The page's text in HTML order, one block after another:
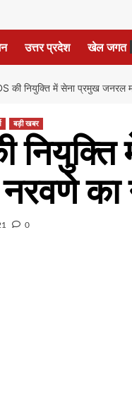
उत्तर प्रदेश खेल जगत
की नियुक्ति में सेना प्रमुख
बड़ी खबर
0